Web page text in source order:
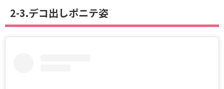
2-3.デコ出しポニテ姿